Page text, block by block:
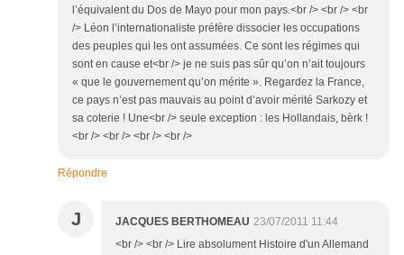
l’équivalent du Dos de Mayo pour mon pays.<br /> <br /> <br
/> Léon l’internationaliste préfère dissocier les occupations
des peuples qui les ont assumées. Ce sont les régimes qui
sont en cause et<br /> je ne suis pas sûr qu’on n’ait toujours
« que le gouvernement qu’on mérite ». Regardez la France,
ce pays n’est pas mauvais au point d’avoir mérité Sarkozy et
sa coterie ! Une<br /> seule exception : les Hollandais, bèrk !
<br /> <br /> <br /> <br />
Répondre
J JACQUES BERTHOMEAU 23/07/2011 11:44
<br /> <br /> Lire absolument Histoire d'un Allemand